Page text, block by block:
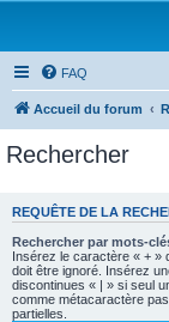
FAQ
Accueil du forum
Rechercher
REQUÊTE DE LA
Rechercher par mots-
Insérez le caractère « + »
doit être ignoré. Insérez
discontinues « | » si seul
comme métacaractère
partielles.